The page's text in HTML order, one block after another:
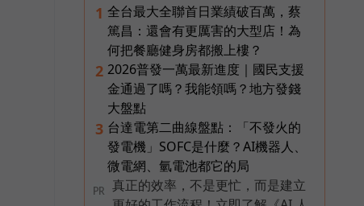
1 全台最大全聯首日業績破百萬，蔡
篤昌：還會有更厲害的大型店！為
何把餐廳健身房都搬上樓？
2 2026普發一萬最新進度｜國民支援
金通過了嗎？我能領嗎？地方發錢
大盤點
3 台達電第二曲線盤點：「不發火的
發電機」SOFC是什麼？AI機器人、
微電網、氫電池都它的局
PR
真正的效率，不是更忙，而是建立